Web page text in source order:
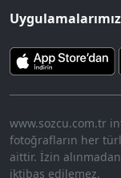
Uygulamalarımız
www.sozcu.com.tr
fotoğrafların her
aittir. İzin
iktibas edilemez.